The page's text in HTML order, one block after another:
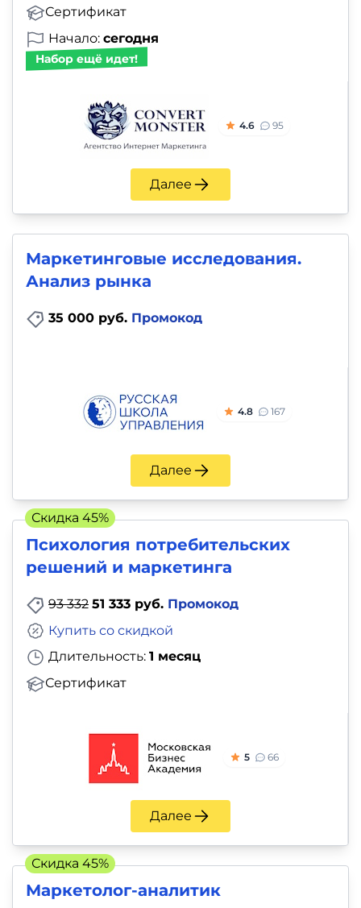
Сертификат
Начало: сегодня
Набор ещё идет!
4.6 95
Далее
Маркетинговые исследования.
Анализ рынка
35 000 руб. Промокод
4.8 167
Далее
Психология потребительских
решений и маркетинга
93 332 51 333 руб. Промокод
Длительность: 1 месяц
Сертификат
Купить со скидкой
5 66
Далее
Скидка 45%
Маркетолог-аналитик
Скидка 45%